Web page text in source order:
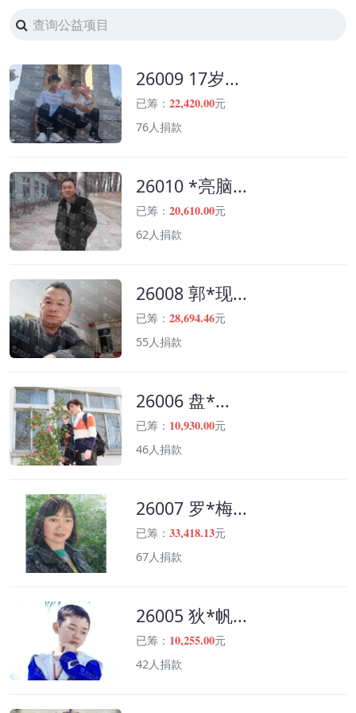
26009 17岁...
已筹： 22,420.00元
76人捐款
26010 *亮脑...
已筹： 20,610.00元
62人捐款
26008 郭*现...
已筹： 28,694.46元
55人捐款
26006 盘*...
已筹： 10,930.00元
46人捐款
26007 罗*梅...
已筹： 33,418.13元
67人捐款
26005 狄*帆...
已筹： 10,255.00元
42人捐款